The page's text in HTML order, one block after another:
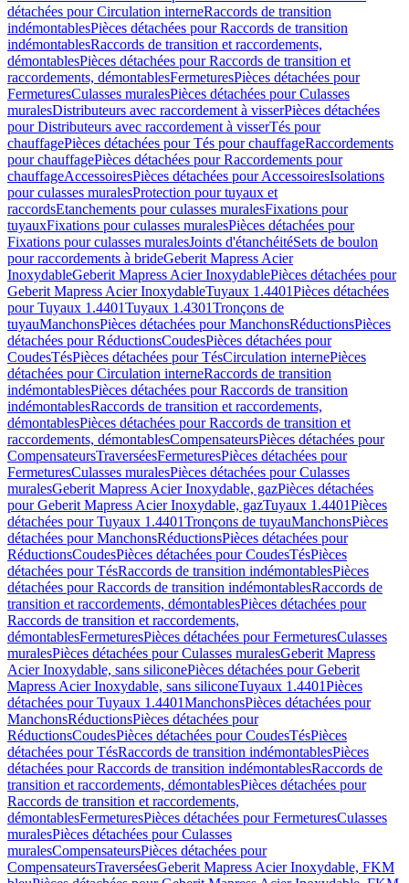
détachées pour Circulation interneRaccords de transition
indémontablesPièces détachées pour Raccords de transition
indémontablesRaccords de transition et raccordements,
démontablesPièces détachées pour Raccords de transition et
raccordements, démontablesFermeturesPièces détachées pour
FermeturesCulasses muralesPièces détachées pour Culasses
muralesDistributeurs avec raccordement à visserPièces détachées
pour Distributeurs avec raccordement à visserTés pour
chauffagePièces détachées pour Tés pour chauffageRaccordements
pour chauffagePièces détachées pour Raccordements pour
chauffageAccessoiresPièces détachées pour AccessoiresIsolations
pour culasses muralesProtection pour tuyaux et
raccordsEtanchements pour culasses muralesFixations pour
tuyauxFixations pour culasses muralesPièces détachées pour
Fixations pour culasses muralesJoints d'étanchéitéSets de boulon
pour raccordements à brideGeberit Mapress Acier
InoxydableGeberit Mapress Acier InoxydablePièces détachées pour
Geberit Mapress Acier InoxydableTuyaux 1.4401Pièces détachées
pour Tuyaux 1.4401Tuyaux 1.4301Tronçons de
tuyauManchonsPièces détachées pour ManchonsRéductionsPièces
détachées pour RéductionsCoudesPièces détachées pour
CoudesTésPièces détachées pour TésCirculation internePièces
détachées pour Circulation interneRaccords de transition
indémontablesPièces détachées pour Raccords de transition
indémontablesRaccords de transition et raccordements,
démontablesPièces détachées pour Raccords de transition et
raccordements, démontablesCompensateursPièces détachées pour
CompensateursTraverséesFermeturesPièces détachées pour
FermeturesCulasses muralesPièces détachées pour Culasses
muralesGeberit Mapress Acier Inoxydable, gazPièces détachées
pour Geberit Mapress Acier Inoxydable, gazTuyaux 1.4401Pièces
détachées pour Tuyaux 1.4401Tronçons de tuyauManchonsPièces
détachées pour ManchonsRéductionsPièces détachées pour
RéductionsCoudesPièces détachées pour CoudesTésPièces
détachées pour TésRaccords de transition indémontablesPièces
détachées pour Raccords de transition indémontablesRaccords de
transition et raccordements, démontablesPièces détachées pour
Raccords de transition et raccordements,
démontablesFermeturesPièces détachées pour FermeturesCulasses
muralesPièces détachées pour Culasses muralesGeberit Mapress
Acier Inoxydable, sans siliconePièces détachées pour Geberit
Mapress Acier Inoxydable, sans siliconeTuyaux 1.4401Pièces
détachées pour Tuyaux 1.4401ManchonsPièces détachées pour
ManchonsRéductionsPièces détachées pour
RéductionsCoudesPièces détachées pour CoudesTésPièces
détachées pour TésRaccords de transition indémontablesPièces
détachées pour Raccords de transition indémontablesRaccords de
transition et raccordements, démontablesPièces détachées pour
Raccords de transition et raccordements,
démontablesFermeturesPièces détachées pour FermeturesCulasses
muralesPièces détachées pour Culasses
muralesCompensateursPièces détachées pour
CompensateursTraverséesGeberit Mapress Acier Inoxydable, FKM